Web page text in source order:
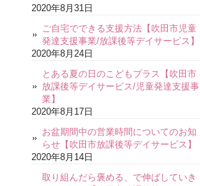
2020年8月31日
ご自宅でできる支援方法【吹田市児童
発達支援事業/放課後等デイサービス】
2020年8月24日
とある夏の日のこどもプラス【吹田市
放課後等デイサービス/児童発達支援事
業】
2020年8月17日
お盆期間中の営業時間についてのお知
らせ【吹田市放課後等デイサービス】
2020年8月14日
取り組んだら褒める、で伸ばしていき